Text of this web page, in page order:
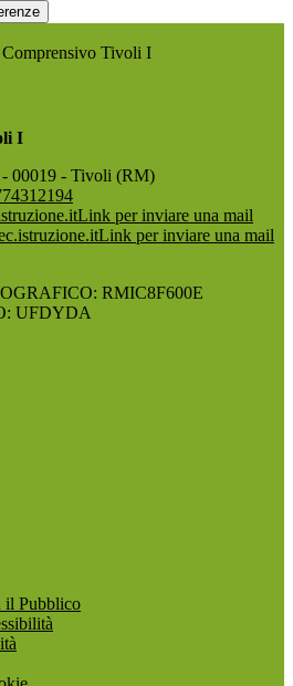
Tivoli I
I
- 00019 - Tivoli (RM)
Link per inviare una mail
Link per inviare una mail
RMIC8F600E
UFDYDA
il Pubblico